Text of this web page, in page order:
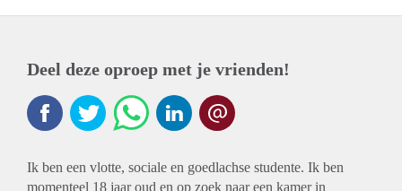
Deel deze oproep met je vrienden!
Ik ben een vlotte, sociale en goedlachse studente. Ik ben
momenteel 18 jaar oud en op zoek naar een kamer in